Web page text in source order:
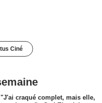
Ciné
"J'ai craqué complet, mais elle,